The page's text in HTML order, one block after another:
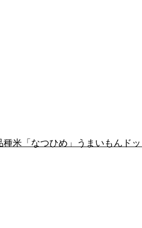
米「なつひめ」うまいもんドッ